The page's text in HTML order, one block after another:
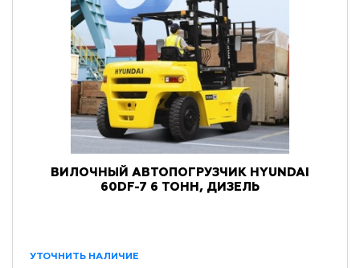
ВИЛОЧНЫЙ АВТОПОГРУЗЧИК HYUNDAI
60DF-7 6 ТОНН, ДИЗЕЛЬ
УТОЧНИТЬ НАЛИЧИЕ